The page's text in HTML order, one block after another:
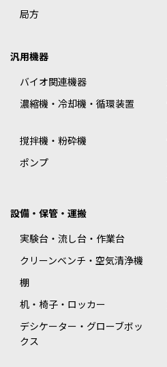
局方
汎用機器
バイオ関連機器
濃縮機・冷却機・循環装置
撹拌機・粉砕機
ポンプ
設備・保管・運搬
実験台・流し台・作業台
クリーンベンチ・空気清浄機
棚
机・椅子・ロッカー
デシケーター・グローブボッ
クス